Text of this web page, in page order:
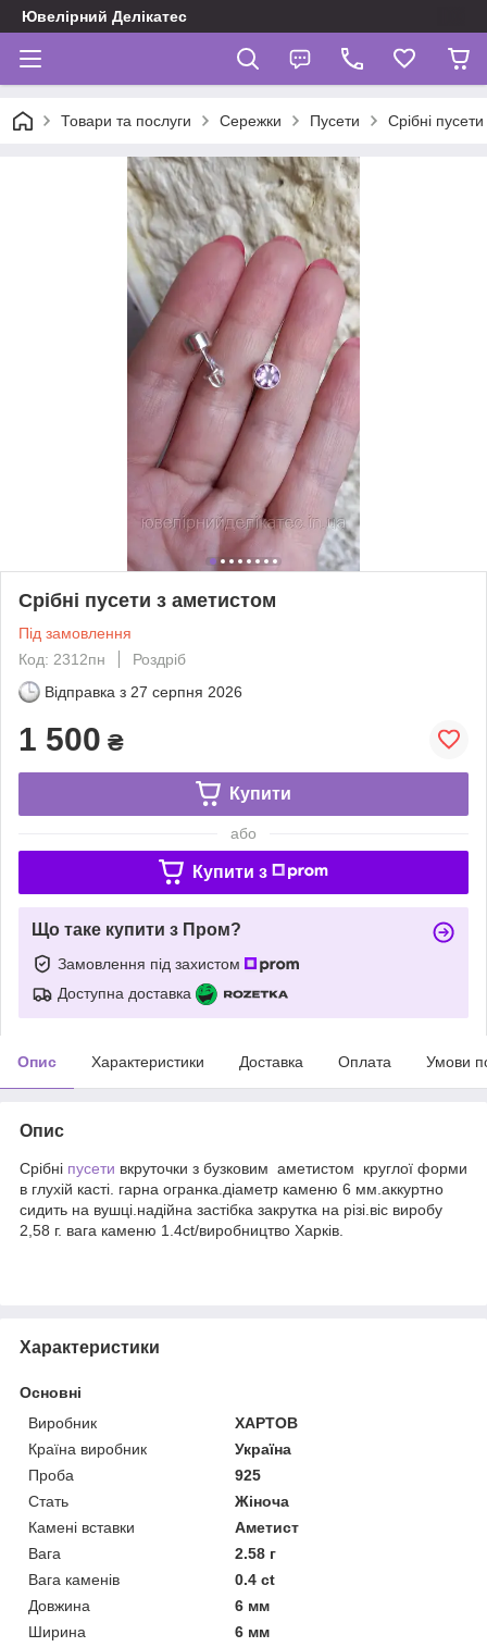
Ювелірний Делікатес
Товари та послуги Сережки Пусети Срібні
Срібні пусети з аметистом
Під замовлення
Код: 2312пн
Роздріб
Відправка з 27 серпня 2026
1 500 ₴
Купити
або
Купити з
Що таке купити з Пром?
Замовлення під захистом
Доступна доставка
Опис Характеристики Доставка Оплата Умови
Опис
Срібні пусети вкруточки з бузковим аметистом круглої форми
в глухій касті. гарна огранка.діаметр каменю 6 мм.аккуртно
сидить на вушці.надійна застібка закрутка на різі.віс виробу
2,58 г. вага каменю 1.4ct/виробництво Харків.
Характеристики
Основні
Виробник
ХАРТОВ
Країна виробник
Україна
Проба
925
Стать
Жіноча
Камені вставки
Аметист
Вага
2.58 г
Вага каменів
0.4 ct
Довжина
6 мм
Ширина
6 мм